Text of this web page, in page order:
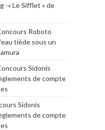
-« Le Sifflet » de
Roboto
tiède sous un
Sidonis
de compte
Sidonis
de compte